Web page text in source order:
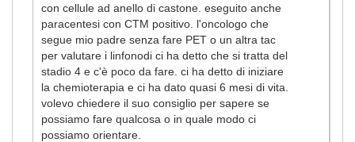
con cellule ad anello di castone. eseguito anche
paracentesi con CTM positivo. l'oncologo che
segue mio padre senza fare PET o un altra tac
per valutare i linfonodi ci ha detto che si tratta del
stadio 4 e c'è poco da fare. ci ha detto di iniziare
la chemioterapia e ci ha dato quasi 6 mesi di vita.
volevo chiedere il suo consiglio per sapere se
possiamo fare qualcosa o in quale modo ci
possiamo orientare.